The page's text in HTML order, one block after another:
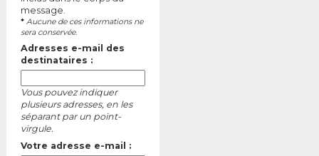
message.
* Aucune de ces informations ne
sera conservée.
Adresses e-mail des
destinataires :
Vous pouvez indiquer
plusieurs adresses, en les
séparant par un point-
virgule.
Votre adresse e-mail :